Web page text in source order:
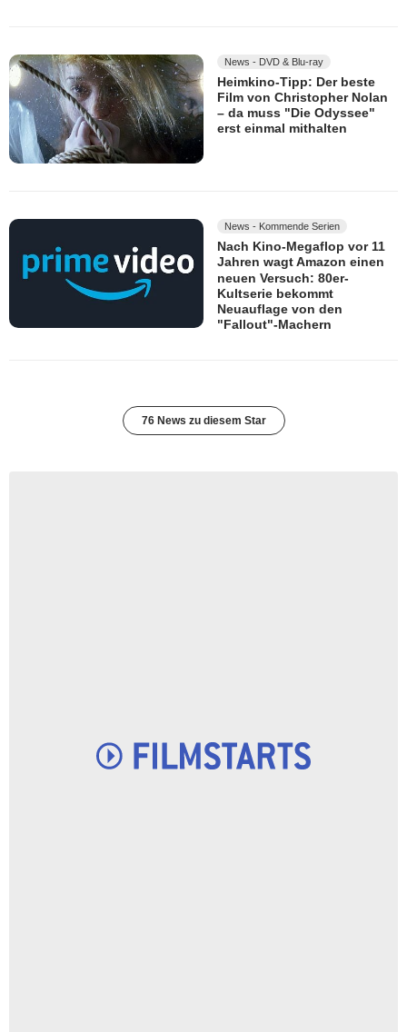
News - DVD & Blu-ray
Heimkino-Tipp: Der beste
Film von Christopher Nolan
– da muss "Die Odyssee"
erst einmal mithalten
News - Kommende Serien
Nach Kino-Megaflop vor 11
Jahren wagt Amazon einen
neuen Versuch: 80er-
Kultserie bekommt
Neuauflage von den
"Fallout"-Machern
76 News zu diesem Star